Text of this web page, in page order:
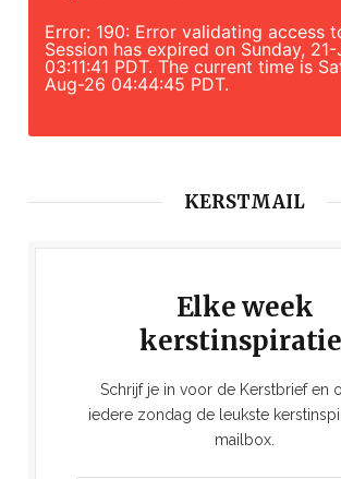
Error: 190: Error validating access
Session has expired on Sunday,
03:11:41 PDT. The current time is
Aug-26 04:44:45 PDT.
KERSTMAIL
Elke week
Schrijf je in voor de Kerstbrief en
iedere zondag de leukste
mailbox.